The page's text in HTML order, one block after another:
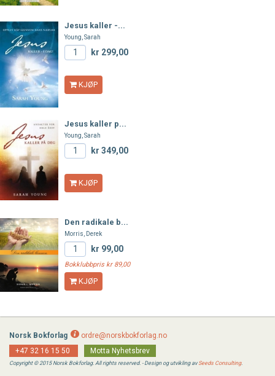
Jesus kaller -...
Young, Sarah
kr 299,00
KJØP
Jesus kaller p...
Young, Sarah
kr 349,00
KJØP
Den radikale b...
Morris, Derek
kr 99,00
Bokklubbpris kr 89,00
KJØP
Norsk Bokforlag
ordre@norskbokforlag.no
+47 32 16 15 50
Motta Nyhetsbrev
Copyright © 2015 Norsk Bokforlag. All rights reserved. - Design og utvikling avSeeds Consulting.